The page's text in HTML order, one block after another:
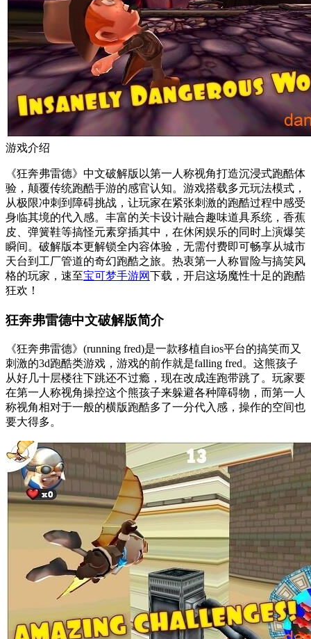
游戏介绍
《狂奔弗雷德》中文破解版以第一人称视角打造沉浸式跑酷体
验，颠覆传统跑酷手游的感官认知。游戏搭载多元玩法模式，
从极限冲刺到障碍挑战，让玩家在紧张刺激的跑酷过程中感受
身临其境的代入感。丰富的关卡设计融合趣味道具系统，香蕉
皮、弹簧鞋等搞怪元素穿插其中，在休闲娱乐的同时上演爆笑
瞬间。破解版本更解锁全内容体验，无需付费即可畅享从城市
天台到工厂管道的奇幻跑酷之旅。热衷第一人称冒险与搞笑风
格的玩家，速至宝可梦手游网下载，开启这场魔性十足的跑酷
狂欢！
狂奔弗雷德中文破解版简介
《狂奔弗雷德》(running fred)是一款移植自ios平台的搞笑而又
刺激的3d跑酷类游戏，游戏的前作就是falling fred。这熊孩子
从好几十层楼往下跳还不过瘾，现在改成连跑带跳了。玩家要
在第一人称视角操控这个熊孩子来躲避各种障碍物，而第一人
称视角相对于一般的横版跑酷多了一分代入感，操作的空间也
要大得多。